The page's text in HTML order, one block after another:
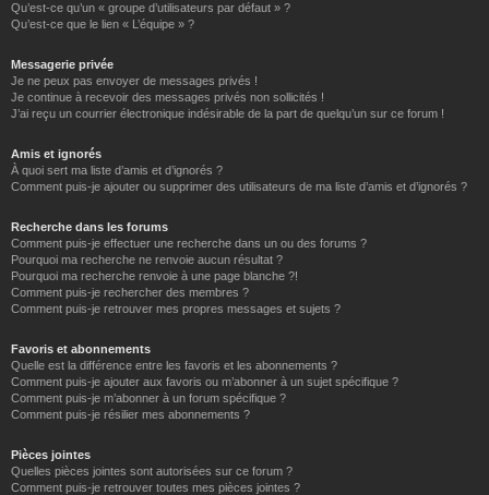
Qu’est-ce qu’un « groupe d’utilisateurs par défaut » ?
Qu’est-ce que le lien « L’équipe » ?
Messagerie privée
Je ne peux pas envoyer de messages privés !
Je continue à recevoir des messages privés non sollicités !
J’ai reçu un courrier électronique indésirable de la part de quelqu’un sur ce forum !
Amis et ignorés
À quoi sert ma liste d’amis et d’ignorés ?
Comment puis-je ajouter ou supprimer des utilisateurs de ma liste d’amis et d’ignorés ?
Recherche dans les forums
Comment puis-je effectuer une recherche dans un ou des forums ?
Pourquoi ma recherche ne renvoie aucun résultat ?
Pourquoi ma recherche renvoie à une page blanche ?!
Comment puis-je rechercher des membres ?
Comment puis-je retrouver mes propres messages et sujets ?
Favoris et abonnements
Quelle est la différence entre les favoris et les abonnements ?
Comment puis-je ajouter aux favoris ou m’abonner à un sujet spécifique ?
Comment puis-je m’abonner à un forum spécifique ?
Comment puis-je résilier mes abonnements ?
Pièces jointes
Quelles pièces jointes sont autorisées sur ce forum ?
Comment puis-je retrouver toutes mes pièces jointes ?